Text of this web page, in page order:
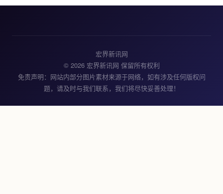
宏界新讯网
© 2026 宏界新讯网 保留所有权利
免责声明：网站内部分图片素材来源于网络，如有涉及任何版权问
题，请及时与我们联系，我们将尽快妥善处理！